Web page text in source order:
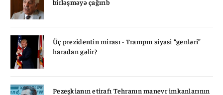
birləşməyə çağırıb
Üç prezidentin mirası - Trampın siyasi “genləri”
haradan gəlir?
Pezeşkianın etirafı Tehranın manevr imkanlarının